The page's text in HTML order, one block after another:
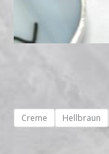
Creme Hellbraun